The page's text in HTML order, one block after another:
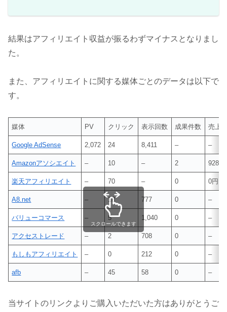
結果はアフィリエイト収益が振るわずマイナスとなりまし
た。
また、アフィリエイトに関する媒体ごとのデータは以下で
す。
媒体 PV クリック 表示回数 成果件数 売上
Google AdSense 2,072 24 8,411 – –
Amazonアソシエイト – 10 – 2 928円
楽天アフィリエイト – 70 – 0 0円
A8.net – 18 777 0 –
バリューコマース – 5 1,040 0 –
アクセストレード – 2 708 0 –
もしもアフィリエイト – 0 212 0 –
afb – 45 58 0 –
スクロールできます
当サイトのリンクよりご購入いただいた方はありがとうご